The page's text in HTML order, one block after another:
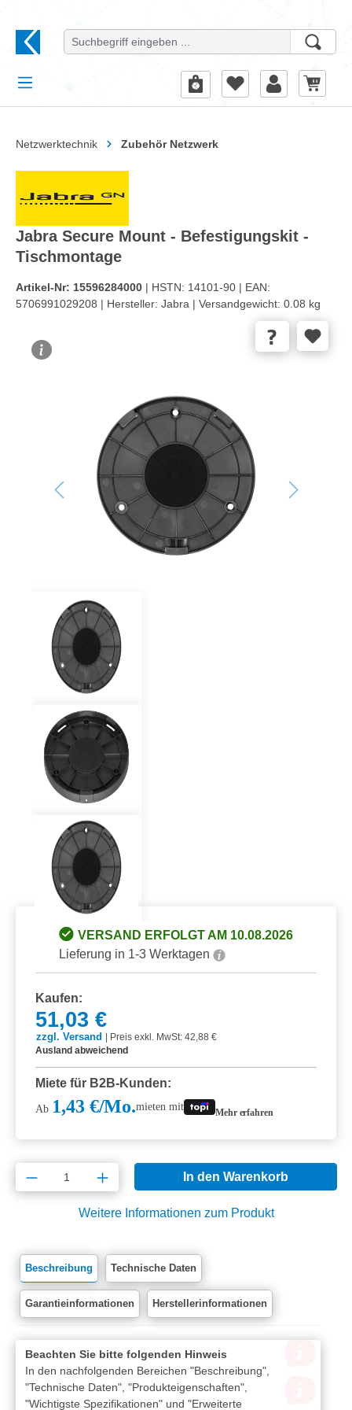
Netzwerktechnik Zubehör Netzwerk
Jabra Secure Mount - Befestigungskit -
Tischmontage
Artikel-Nr: 15596284000 | HSTN: 14101-90 | EAN:
5706991029208 | Hersteller: Jabra | Versandgewicht: 0.08 kg
VERSAND ERFOLGT AM 10.08.2026
Lieferung in 1-3 Werktagen
Kaufen:
51,03 €
zzgl. Versand
Preis exkl. MwSt: 42,88 €
Ausland abweichend
Miete für B2B-Kunden:
Ab 1,43 €/Mo.mieten mit Mehr erfahren
Produkt Anzahl: Gib den gewünschten
In den Warenkorb
Weitere Informationen zum Produkt
Beschreibung Technische Daten
Garantieinformationen Herstellerinformationen
Beachten Sie bitte folgenden Hinweis
In den nachfolgenden Bereichen "Beschreibung",
"Technische Daten", "Produkteigenschaften",
"Wichtigste Spezifikationen" und "Erweiterte